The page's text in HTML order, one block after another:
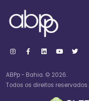
ABPp - Bahia. © 2026.
Todos os direitos reservados.